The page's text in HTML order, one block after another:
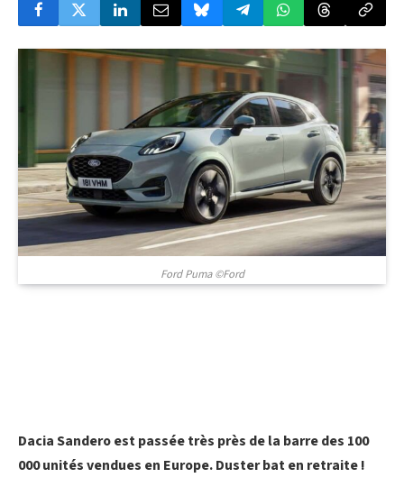
Ford Puma ©Ford
Dacia Sandero est passée très près de la barre des 100
000 unités vendues en Europe. Duster bat en retraite !